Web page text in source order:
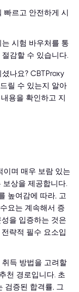
빠르고 안전하게 시
시험 바우처를 통
감할 수 있습니다.
나요? CBTProxy
릴 수 있는지 알아
용을 확인하고 지
이며 매우 보람 있는
보상을 제공합니다.
높여감에 따라, 고
요는 계속해서 증
을 입증하는 것은
략적 필수 요소입
득 방법을 고려할
천 경로입니다. 초
검증된 합격률, 그